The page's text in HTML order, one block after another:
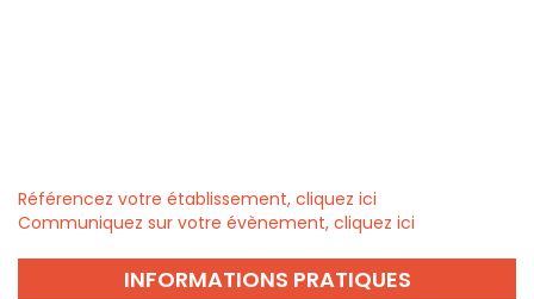
Référencez votre établissement, cliquez ici
Communiquez sur votre évènement, cliquez ici
INFORMATIONS PRATIQUES